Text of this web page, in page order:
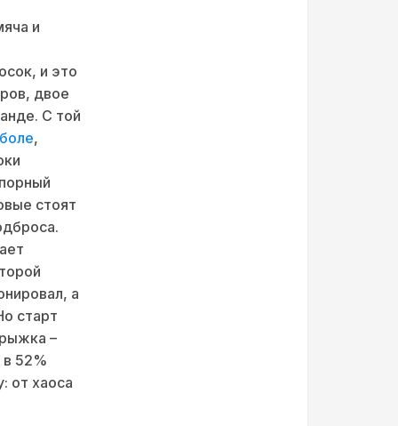
и
и это
двое
С той
,
стоят
а
старт
–
52%
от хаоса